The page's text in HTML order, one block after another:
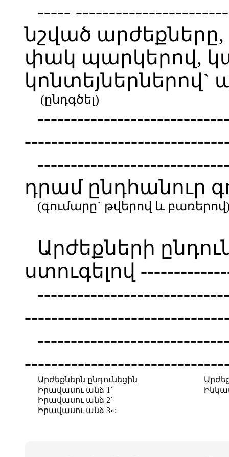
-----
նշված
փակ պարկերով,
(ընդգծել)
դրամ ընդհանուր
(գումարը` թվերով և
Արժեքների
ստուգելով
Արժեքներն ընդունեցին
Իրավասու անձ 1`
Իրավասու անձ 2`
Իրավասու անձ 3»: